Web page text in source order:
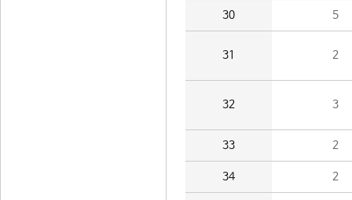
30 5
31 2
32 3
33 2
34 2